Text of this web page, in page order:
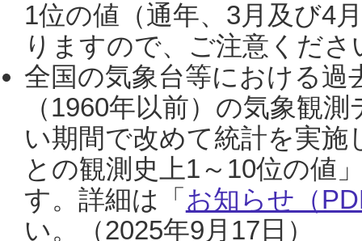
1位の値（通年、3月及び4
りますので、ご注意くだ
全国の気象台等における過
（1960年以前）の気象観
い期間で改めて統計を実
との観測史上1～10位の値
す。詳細は「 お知らせ（
い。（2025年9月17日）